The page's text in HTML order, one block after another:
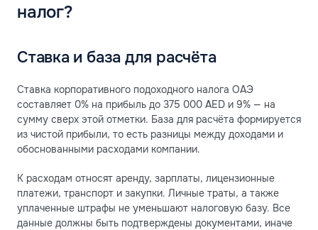
налог?
Ставка и база для расчёта
Ставка корпоративного подоходного налога ОАЭ
составляет 0% на прибыль до 375 000 AED и 9% — на
сумму сверх этой отметки. База для расчёта формируется
из чистой прибыли, то есть разницы между доходами и
обоснованными расходами компании.
К расходам относят аренду, зарплаты, лицензионные
платежи, транспорт и закупки. Личные траты, а также
уплаченные штрафы не уменьшают налоговую базу. Все
данные должны быть подтверждены документами, иначе